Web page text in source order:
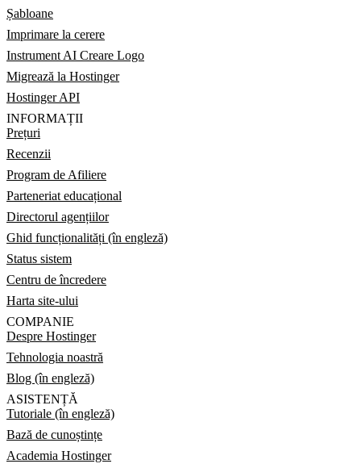
Șabloane
Imprimare la cerere
Instrument AI Creare Logo
Migrează la Hostinger
Hostinger API
INFORMAȚII
Prețuri
Recenzii
Program de Afiliere
Parteneriat educațional
Directorul agențiilor
Ghid funcționalități (în engleză)
Status sistem
Centru de încredere
Harta site-ului
COMPANIE
Despre Hostinger
Tehnologia noastră
Blog (în engleză)
ASISTENȚĂ
Tutoriale (în engleză)
Bază de cunoștințe
Academia Hostinger